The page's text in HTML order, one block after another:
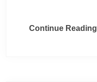
Continue Reading